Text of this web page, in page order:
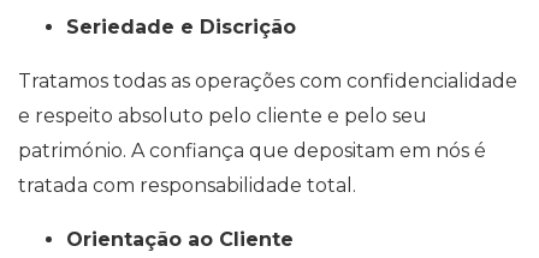
Seriedade e Discrição
Tratamos todas as operações com confidencialidade
e respeito absoluto pelo cliente e pelo seu
património. A confiança que depositam em nós é
tratada com responsabilidade total.
Orientação ao Cliente